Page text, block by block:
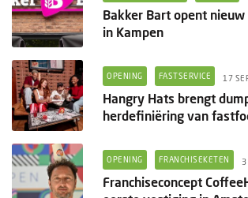
Bakker Bart opent
in Kampen
OPENING FASTSERVICE 17
Hangry Hats brengt
herdefiniëring van
OPENING FRANCHISEKETEN
Franchiseconcept